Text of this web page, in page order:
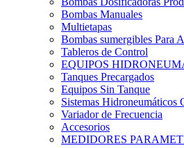
Bombas Manuales
Multietapas
Bombas sumergibles Para
Tableros de Control
EQUIPOS
Tanques Precargados
Equipos Sin Tanque
Sistemas Hidroneumáticos
Variador de Frecuencia
Accesorios
MEDIDORES